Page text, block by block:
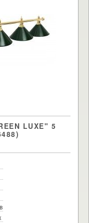
LUXE" 5